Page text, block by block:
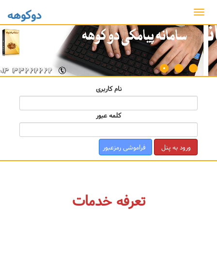
دکمه
ناوبری
دوکوهه
نام کاربری
کلمه عبور
ورود به پنل فراموشی رمزعبور
تعرفه خدمات